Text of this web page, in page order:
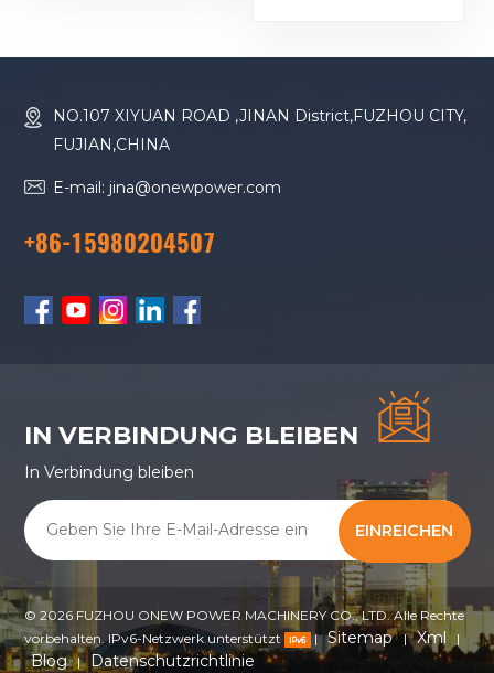
Dieselgenerator
NO.107 XIYUAN ROAD ,JINAN District,FUZHOU CITY,
FUJIAN,CHINA
E-mail: jina@onewpower.com
+86-15980204507
IN VERBINDUNG BLEIBEN
In Verbindung bleiben
EINREICHEN
© 2026 FUZHOU ONEW POWER MACHINERY CO., LTD. Alle Rechte
vorbehalten. IPv6-Netzwerk unterstützt
| Sitemap | Xml |
Blog | Datenschutzrichtlinie